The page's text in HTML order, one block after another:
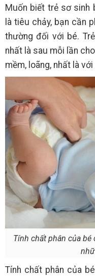
Muốn biết trẻ sơ sinh
là tiêu chảy, bạn cần
thường đối với bé.
nhất là sau mỗi lần
mềm, loãng, nhất là
Tính chất phân của
Tính chất phân của